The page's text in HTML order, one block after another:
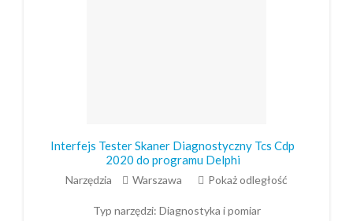
Interfejs Tester Skaner Diagnostyczny Tcs Cdp
2020 do programu Delphi
Narzędzia Warszawa Pokaż odległość
Typ narzędzi: Diagnostyka i pomiar